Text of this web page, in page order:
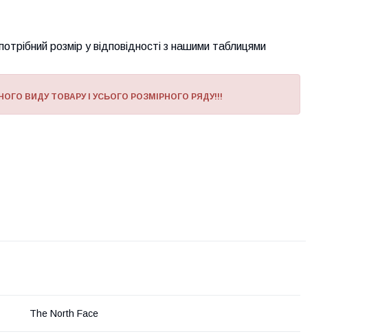
розмір у відповідності з нашими таблицями
ВИДУ ТОВАРУ І УСЬОГО РОЗМІРНОГО РЯДУ!!!
The North Face